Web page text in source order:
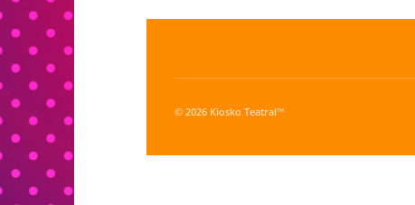
© 2026 Kiosko Teatral™